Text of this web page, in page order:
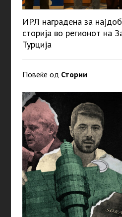
ИРЛ наградена за
сторија во регионот на
Турција
Повеќе од Стории